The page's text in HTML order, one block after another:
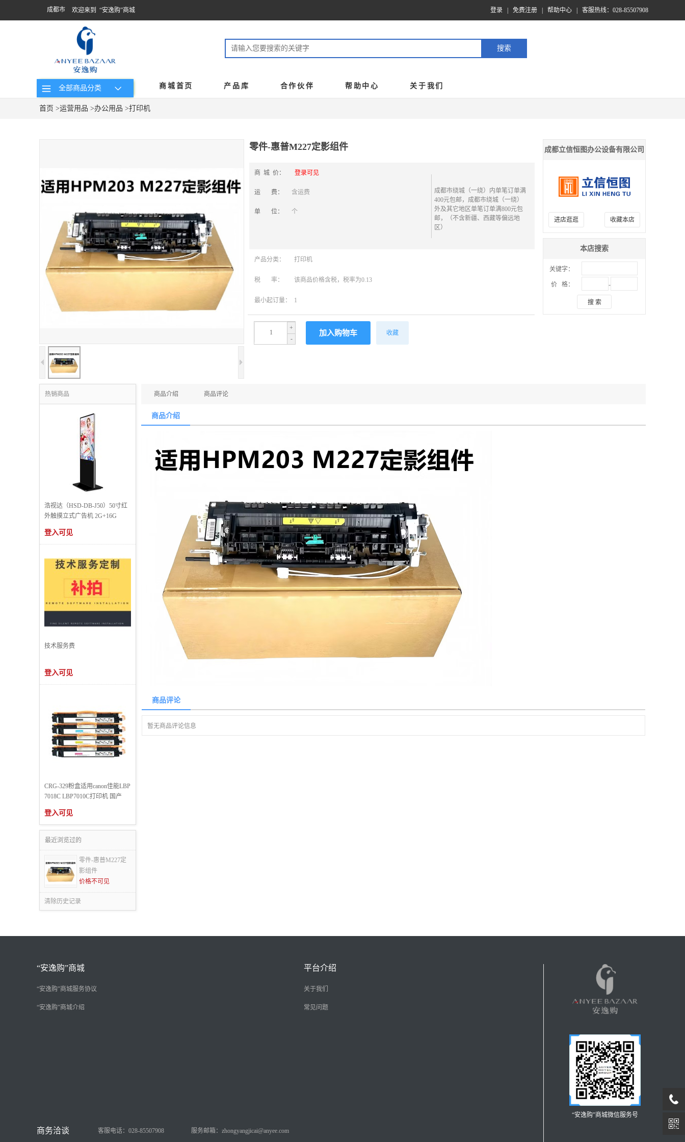
成都市 欢迎来到 “安逸购”商城 登录 免费注册 帮助中心 客服热线：028-85507908
全部商品分类 商城首页 产品库 合作伙伴 帮助中心 关于我们
首页 >运营用品 >办公用品 >打印机
零件-惠普M227定影组件
商 城 价： 登录可见
运 费： 含运费
单 位： 个
成都市绕城（一绕）内单笔订单满
400元包邮，成都市绕城（一绕）
外及其它地区单笔订单满800元包
邮，（不含新疆、西藏等偏远地
区）
产品分类： 打印机
税 率： 该商品价格含税，税率为0.13
最小起订量： 1
-
+
收藏
成都立信恒图办公设备有限公司
进店逛逛 收藏本店
本店搜索
关键字：
价 格： -
搜 索
热销商品
浩视达（HSD-DB-J50）50寸红
外触摸立式广告机 2G+16G
登入可见
技术服务费
登入可见
CRG-329粉盒适用canon佳能LBP
7018C LBP7010C打印机 国产
登入可见
最近浏览过的
零件-惠普M227定
影组件
价格不可见
清除历史记录
商品介绍 商品评论
商品介绍
商品评论
暂无商品评论信息
“安逸购”商城
“安逸购”商城服务协议
“安逸购”商城介绍
平台介绍
关于我们
常见问题
“安逸购”商城微信服务号
客服电话：028-85507908 服务邮箱：zhongyangjicai@anyee.com